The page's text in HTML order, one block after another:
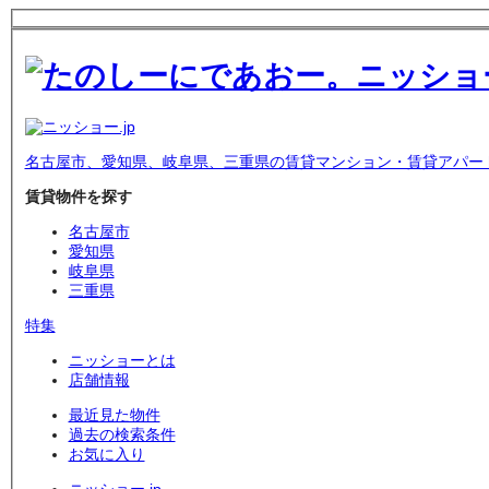
名古屋市、愛知県、岐阜県、三重県の賃貸マンション・賃貸アパー
賃貸物件を探す
名古屋市
愛知県
岐阜県
三重県
特集
ニッショーとは
店舗情報
最近見た物件
過去の検索条件
お気に入り